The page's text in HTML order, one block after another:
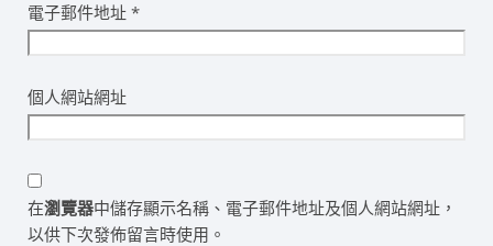
電子郵件地址 *
個人網站網址
在瀏覽器中儲存顯示名稱、電子郵件地址及個人網站網址，
以供下次發佈留言時使用。